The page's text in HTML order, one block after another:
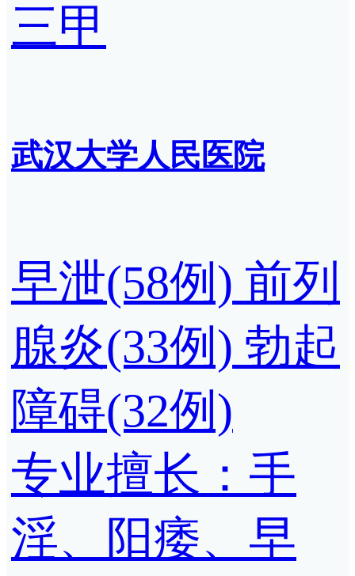
三甲
武汉大学人民医院
早泄(58例) 前列
腺炎(33例) 勃起
障碍(32例)
专业擅长：手
淫、阳痿、早